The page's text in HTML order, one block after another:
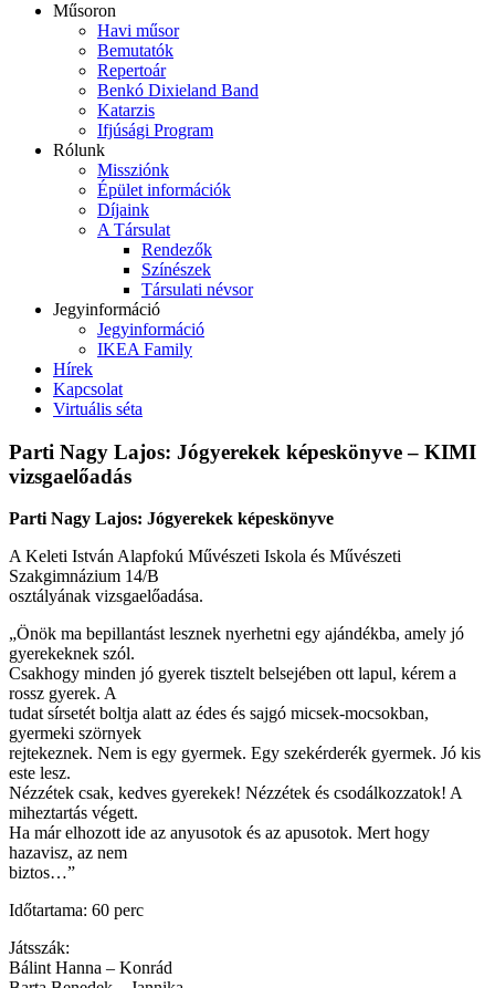
Műsoron
Havi műsor
Bemutatók
Repertoár
Benkó Dixieland Band
Katarzis
Ifjúsági Program
Rólunk
Missziónk
Épület információk
Díjaink
A Társulat
Rendezők
Színészek
Társulati névsor
Jegyinformáció
Jegyinformáció
IKEA Family
Hírek
Kapcsolat
Virtuális séta
Parti Nagy Lajos: Jógyerekek képeskönyve – KIMI
vizsgaelőadás
Parti Nagy Lajos: Jógyerekek képeskönyve
A Keleti István Alapfokú Művészeti Iskola és Művészeti
Szakgimnázium 14/B
osztályának vizsgaelőadása.
„Önök ma bepillantást lesznek nyerhetni egy ajándékba, amely jó
gyerekeknek szól.
Csakhogy minden jó gyerek tisztelt belsejében ott lapul, kérem a
rossz gyerek. A
tudat sírsetét boltja alatt az édes és sajgó micsek-mocsokban,
gyermeki szörnyek
rejtekeznek. Nem is egy gyermek. Egy szekérderék gyermek. Jó kis
este lesz.
Nézzétek csak, kedves gyerekek! Nézzétek és csodálkozzatok! A
miheztartás végett.
Ha már elhozott ide az anyusotok és az apusotok. Mert hogy
hazavisz, az nem
biztos…”
Időtartama: 60 perc
Játsszák:
Bálint Hanna – Konrád